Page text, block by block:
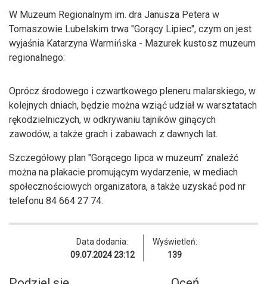
W Muzeum Regionalnym im. dra Janusza Petera w
Tomaszowie Lubelskim trwa "Gorący Lipiec", czym on jest
wyjaśnia Katarzyna Warmińska - Mazurek kustosz muzeum
regionalnego:
Oprócz środowego i czwartkowego pleneru malarskiego, w
kolejnych dniach, będzie można wziąć udział w warsztatach
rękodzielniczych, w odkrywaniu tajników ginących
zawodów, a także grach i zabawach z dawnych lat.
Szczegółowy plan "Gorącego lipca w muzeum" znaleźć
można na plakacie promującym wydarzenie, w mediach
społecznościowych organizatora, a także uzyskać pod nr
telefonu 84 664 27 74.
Data dodania:
09.07.2024 23:12
Wyświetleń:
139